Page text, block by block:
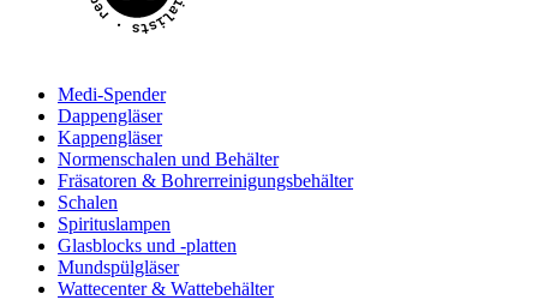
Medi-Spender
Dappengläser
Kappengläser
Normenschalen und Behälter
Fräsatoren & Bohrerreinigungsbehälter
Schalen
Spirituslampen
Glasblocks und -platten
Mundspülgläser
Wattecenter & Wattebehälter